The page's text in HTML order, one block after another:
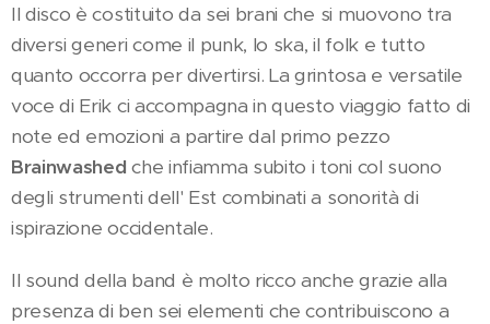
Il disco è costituito da sei brani che si muovono tra
diversi generi come il punk, lo ska, il folk e tutto
quanto occorra per divertirsi. La grintosa e versatile
voce di Erik ci accompagna in questo viaggio fatto di
note ed emozioni a partire dal primo pezzo
Brainwashed che infiamma subito i toni col suono
degli strumenti dell' Est combinati a sonorità di
ispirazione occidentale.
Il sound della band è molto ricco anche grazie alla
presenza di ben sei elementi che contribuiscono a